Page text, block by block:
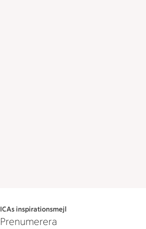
ICAs inspirationsmejl
Prenumerera